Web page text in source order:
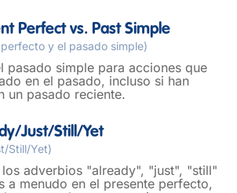
Perfect vs. Past Simple
y el pasado simple)
pasado simple para acciones que
en el pasado, incluso si han
un pasado reciente.
Just/Still/Yet
Still/Yet)
adverbios "already", "just", "still"
a menudo en el presente perfecto,